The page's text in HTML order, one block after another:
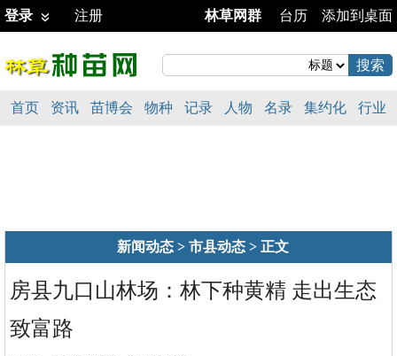
登录 注册 林草网群 台历 添加到桌面
首页 资讯 苗博会 物种 记录 人物 名录 集约化 行业
新闻动态 > 市县动态 > 正文
房县九口山林场：林下种黄精 走出生态
致富路